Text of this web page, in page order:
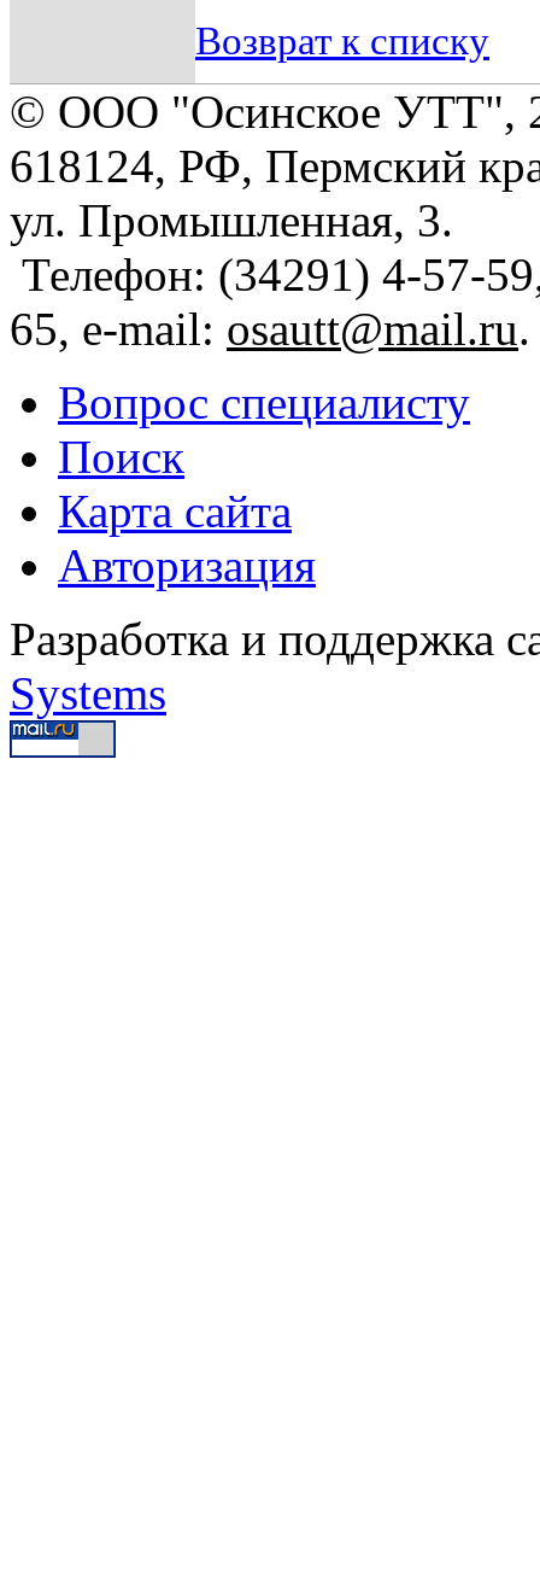
Возврат к списку
© ООО "Осинское УТТ",
618124, РФ, Пермский
ул. Промышленная, 3.
Телефон: (34291) 4-57-
65, e-mail: osautt@mail.ru.
Вопрос специалисту
Поиск
Карта сайта
Авторизация
Разработка и поддержка
Systems